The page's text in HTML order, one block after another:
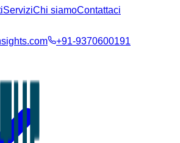
ServiziChi siamoContattaci
+91-9370600191